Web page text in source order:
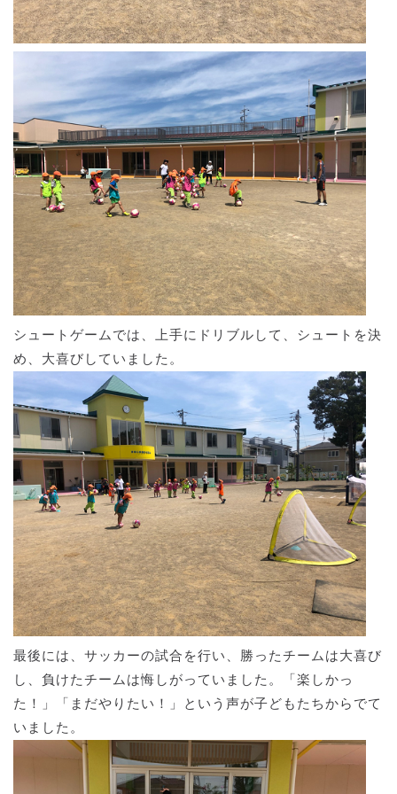
シュートゲームでは、上手にドリブルして、シュートを決
め、大喜びしていました。
最後には、サッカーの試合を行い、勝ったチームは大喜び
し、負けたチームは悔しがっていました。「楽しかっ
た！」「まだやりたい！」という声が子どもたちからでて
いました。